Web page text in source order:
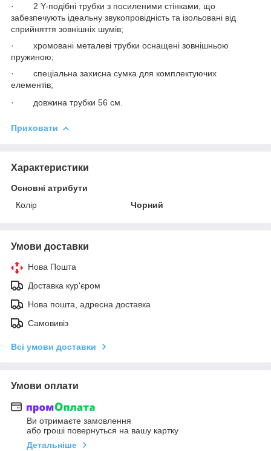
·
2 Y-подібні трубки з посиленими стінками, що
забезпечують ідеальну звукопровідність та ізольовані від
сприйняття зовнішніх шумів;
·
хромовані металеві трубки оснащені зовнішньою
пружиною;
·
спеціальна захисна сумка для комплектуючих
елементів;
·
довжина трубки 56 см.
Приховати
Характеристики
Основні атрибути
Колір
Чорний
Умови доставки
Нова Пошта
Доставка кур'єром
Нова пошта, адресна доставка
Самовивіз
Всі умови доставки
Умови оплати
Ви отримаєте замовлення
або гроші повернуться на вашу картку
Детальніше